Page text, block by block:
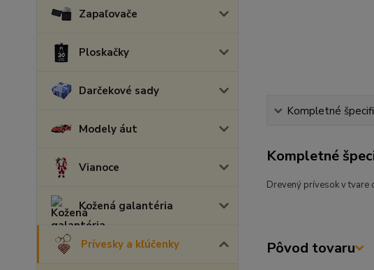
Zapaľovače
Ploskačky
Darčekové sady
Modely áut
Vianoce
Kožená galantéria
Prívesky a kľúčenky
Kompletné
Kompletné
Drevený prívesok v tvare
Pôvod tovaru